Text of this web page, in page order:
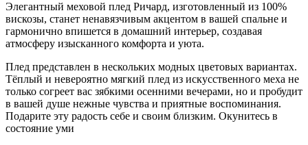
Элегантный меховой плед Ричард, изготовленный из 100%
вискозы, станет ненавязчивым акцентом в вашей спальне и
гармонично впишется в домашний интерьер, создавая
атмосферу изысканного комфорта и уюта.
Плед представлен в нескольких модных цветовых вариантах.
Тёплый и невероятно мягкий плед из искусственного меха не
только согреет вас зябкими осенними вечерами, но и пробудит
в вашей душе нежные чувства и приятные воспоминания.
Подарите эту радость себе и своим близким. Окунитесь в
состояние уми